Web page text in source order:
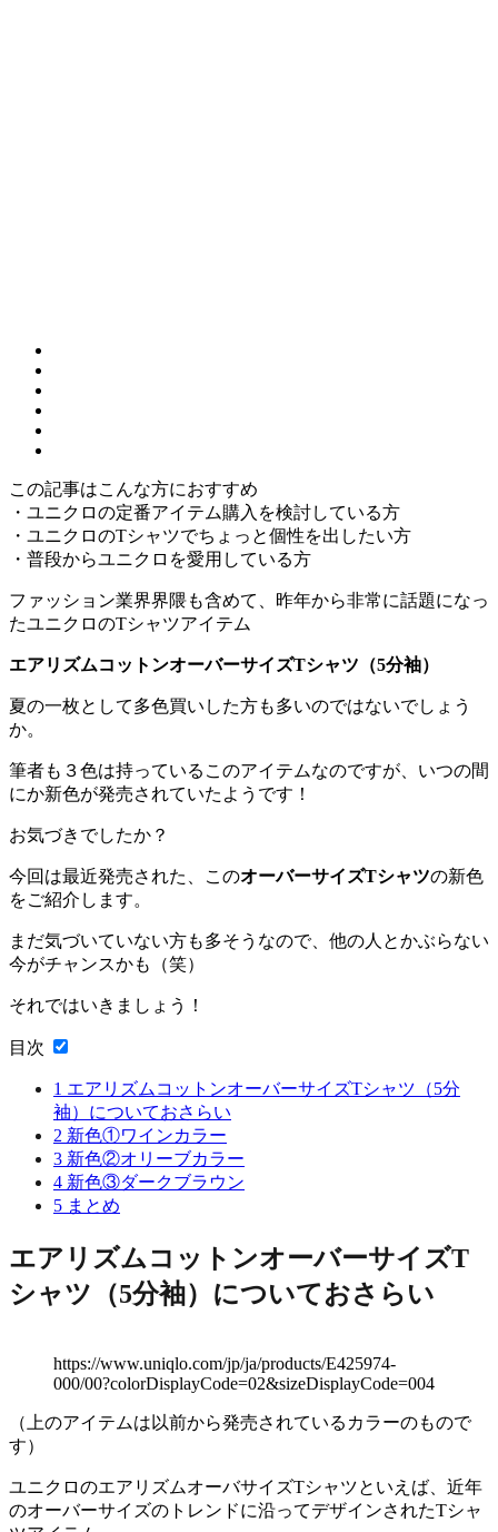
この記事はこんな方におすすめ
・ユニクロの定番アイテム購入を検討している方
・ユニクロのTシャツでちょっと個性を出したい方
・普段からユニクロを愛用している方
ファッション業界界隈も含めて、昨年から非常に話題になっ
たユニクロのTシャツアイテム
エアリズムコットンオーバーサイズTシャツ（5分袖）
夏の一枚として多色買いした方も多いのではないでしょう
か。
筆者も３色は持っているこのアイテムなのですが、いつの間
にか新色が発売されていたようです！
お気づきでしたか？
今回は最近発売された、このオーバーサイズTシャツの新色
をご紹介します。
まだ気づいていない方も多そうなので、他の人とかぶらない
今がチャンスかも（笑）
それではいきましょう！
目次
1 エアリズムコットンオーバーサイズTシャツ（5分
袖）についておさらい
2 新色①ワインカラー
3 新色②オリーブカラー
4 新色③ダークブラウン
5 まとめ
エアリズムコットンオーバーサイズT
シャツ（5分袖） についておさらい
https://www.uniqlo.com/jp/ja/products/E425974-
000/00?colorDisplayCode=02&sizeDisplayCode=004
（上のアイテムは以前から発売されているカラーのもので
す）
ユニクロのエアリズムオーバサイズTシャツといえば、近年
のオーバーサイズのトレンドに沿ってデザインされたTシャ